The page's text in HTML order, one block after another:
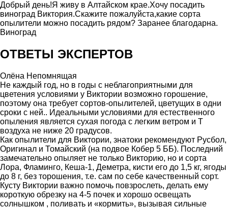
Добрый день!Я живу в Алтайском крае.Хочу посадить
виноград Виктория.Скажите пожалуйста,какие сорта
опылители можно посадить рядом? Заранее благодарна.
Виноград
ОТВЕТЫ ЭКСПЕРТОВ
Олёна Непомнящая
Не каждый год, но в годы с неблагоприятными для
цветения условиями у Виктории возможно горошение,
поэтому она требует сортов-опылителей, цветущих в одни
сроки с ней.. Идеальными условиями для естественного
опыления является сухая погода с легким ветром и Т
воздуха не ниже 20 градусов.
Как опылители для Виктории, знатоки рекомендуют Русбол,
Оригинал и Томайский (на подвое Кобер 5 ББ). Последний
замечательно опыляет не только Викторию, но и сорта
Лора, Фламинго, Кеша-1, Деметра, кисти его до 1,5 кг, ягоды
до 8 г, без торошения, т.е. сам по себе качественный сорт.
Кусту Виктории важно помочь повзрослеть, делать ему
короткую обрезку на 4-5 почек и хорошо освещать
солнышком , поливать и «кормить», вызывая сильные